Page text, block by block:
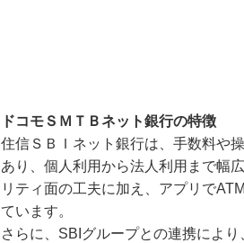
ドコモＳＭＴＢネット銀行の特徴
住信ＳＢＩネット銀行は、手数料や
あり、個人利用から法人利用まで幅
リティ面の工夫に加え、アプリで
ています。
さらに、SBIグループとの連携によ